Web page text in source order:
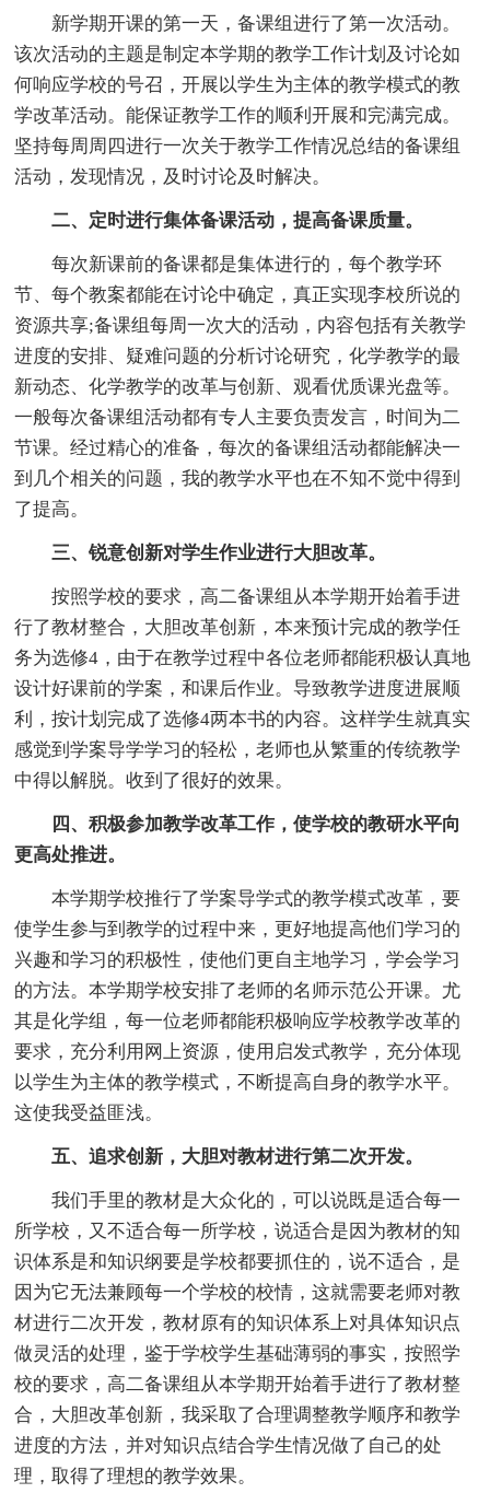
新学期开课的第一天，备课组进行了第一次活动。
该次活动的主题是制定本学期的教学工作计划及讨论如
何响应学校的号召，开展以学生为主体的教学模式的教
学改革活动。能保证教学工作的顺利开展和完满完成。
坚持每周周四进行一次关于教学工作情况总结的备课组
活动，发现情况，及时讨论及时解决。
二、定时进行集体备课活动，提高备课质量。
每次新课前的备课都是集体进行的，每个教学环
节、每个教案都能在讨论中确定，真正实现李校所说的
资源共享;备课组每周一次大的活动，内容包括有关教学
进度的安排、疑难问题的分析讨论研究，化学教学的最
新动态、化学教学的改革与创新、观看优质课光盘等。
一般每次备课组活动都有专人主要负责发言，时间为二
节课。经过精心的准备，每次的备课组活动都能解决一
到几个相关的问题，我的教学水平也在不知不觉中得到
了提高。
三、锐意创新对学生作业进行大胆改革。
按照学校的要求，高二备课组从本学期开始着手进
行了教材整合，大胆改革创新，本来预计完成的教学任
务为选修4，由于在教学过程中各位老师都能积极认真地
设计好课前的学案，和课后作业。导致教学进度进展顺
利，按计划完成了选修4两本书的内容。这样学生就真实
感觉到学案导学学习的轻松，老师也从繁重的传统教学
中得以解脱。收到了很好的效果。
四、积极参加教学改革工作，使学校的教研水平向
更高处推进。
本学期学校推行了学案导学式的教学模式改革，要
使学生参与到教学的过程中来，更好地提高他们学习的
兴趣和学习的积极性，使他们更自主地学习，学会学习
的方法。本学期学校安排了老师的名师示范公开课。尤
其是化学组，每一位老师都能积极响应学校教学改革的
要求，充分利用网上资源，使用启发式教学，充分体现
以学生为主体的教学模式，不断提高自身的教学水平。
这使我受益匪浅。
五、追求创新，大胆对教材进行第二次开发。
我们手里的教材是大众化的，可以说既是适合每一
所学校，又不适合每一所学校，说适合是因为教材的知
识体系是和知识纲要是学校都要抓住的，说不适合，是
因为它无法兼顾每一个学校的校情，这就需要老师对教
材进行二次开发，教材原有的知识体系上对具体知识点
做灵活的处理，鉴于学校学生基础薄弱的事实，按照学
校的要求，高二备课组从本学期开始着手进行了教材整
合，大胆改革创新，我采取了合理调整教学顺序和教学
进度的方法，并对知识点结合学生情况做了自己的处
理，取得了理想的教学效果。